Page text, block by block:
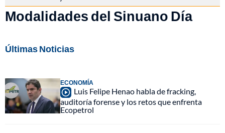
Modalidades del Sinuano Día
Últimas Noticias
ECONOMÍA
Luis Felipe Henao habla de fracking,
auditoría forense y los retos que enfrenta
Ecopetrol